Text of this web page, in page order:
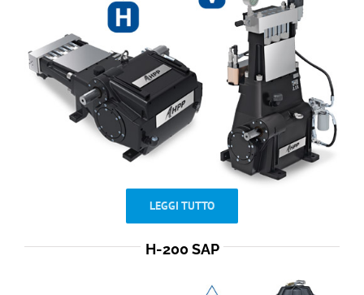
LEGGI TUTTO
H-200 SAP